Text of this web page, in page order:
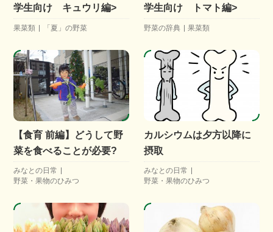
学生向け キュウリ編>
果菜類 「夏」の野菜
学生向け トマト編>
野菜の辞典 果菜類
【食育 前編】どうして野
菜を食べることが必要?
みなとの日常
野菜・果物のひみつ
カルシウムは夕方以降に
摂取
みなとの日常
野菜・果物のひみつ